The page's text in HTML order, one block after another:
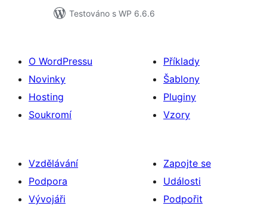
Testováno s WP 6.6.6
O WordPressu
Novinky
Hosting
Soukromí
Příklady
Šablony
Pluginy
Vzory
Vzdělávání
Podpora
Vývojáři
Zapojte se
Události
Podpořit